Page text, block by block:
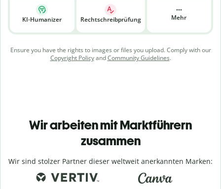
KI-Humanizer Rechtschreibprüfung Mehr
Ensure you have the rights to images or files you upload. Comply with our
Copyright PolicyandCommunity Guidelines.
Wir arbeiten mit Marktführern
zusammen
Wir sind stolzer Partner dieser weltweit anerkannten Marken: